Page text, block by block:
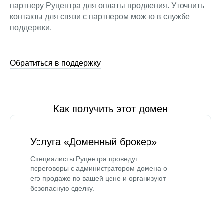
партнеру Руцентра для оплаты продления. Уточнить
контакты для связи с партнером можно в службе
поддержки.
Обратиться в поддержку
Как получить этот домен
Услуга «Доменный брокер»
Специалисты Руцентра проведут
переговоры с администратором домена о
его продаже по вашей цене и организуют
безопасную сделку.